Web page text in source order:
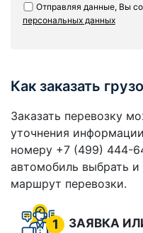
Отправляя данные, Вы
персональных данных
Как заказать
Заказать перевозку
уточнения
номеру +7 (499) 444-
автомобиль выбрать
маршрут перевозки.
1 ЗАЯВКА